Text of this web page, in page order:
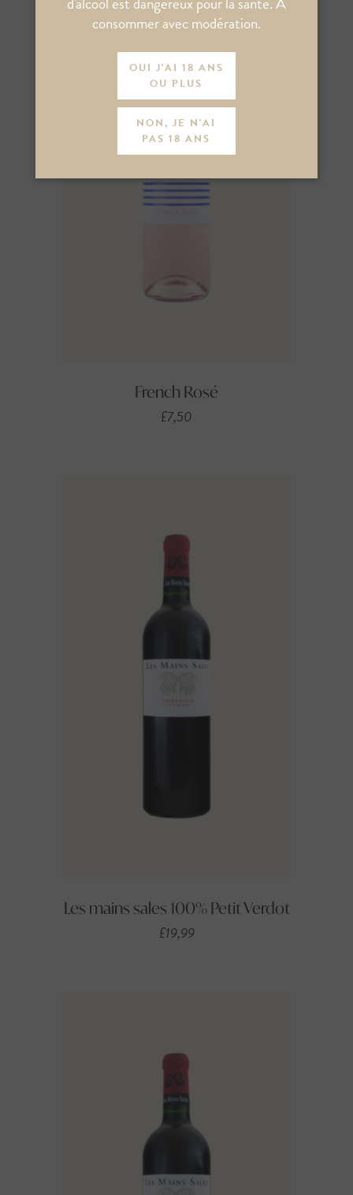
French Rosé
£7,50
Les mains sales 100% Petit Verdot
£19,99
consommer avec modération.
OUI J'AI 18 ANS
OU PLUS
NON, JE N'AI
PAS 18 ANS